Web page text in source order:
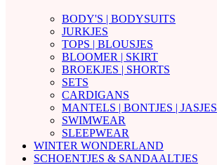
BODY'S | BODYSUITS
JURKJES
TOPS | BLOUSJES
BLOOMER | SKIRT
BROEKJES | SHORTS
SETS
CARDIGANS
MANTELS | BONTJES | JASJES
SWIMWEAR
SLEEPWEAR
WINTER WONDERLAND
SCHOENTJES & SANDAALTJES